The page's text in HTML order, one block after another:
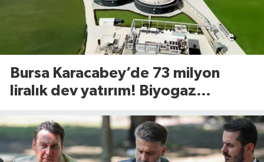
Bursa Karacabey’de 73 milyon
liralık dev yatırım! Biyogaz
yükseliyor